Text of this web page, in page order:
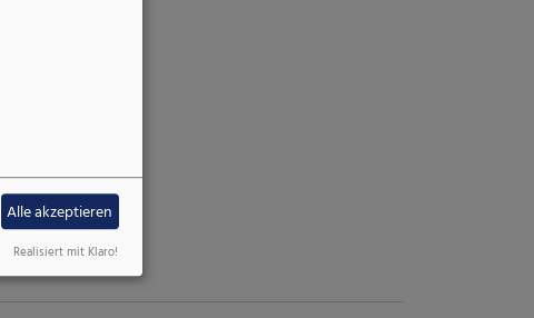
Alle akzeptieren
Realisiert mit Klaro!